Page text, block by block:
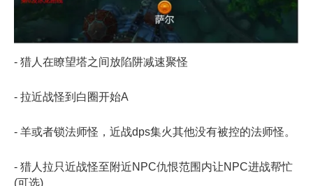
- 猎人在瞭望塔之间放陷阱减速聚怪
- 拉近战怪到白圈开始A
- 羊或者锁法师怪，近战dps集火其他没有被控的法师怪。
- 猎人拉只近战怪至附近NPC仇恨范围内让NPC进战帮忙
(可选)